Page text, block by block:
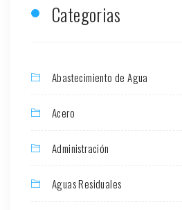
Categorias
Abastecimiento de Agua
Acero
Administración
Aguas Residuales